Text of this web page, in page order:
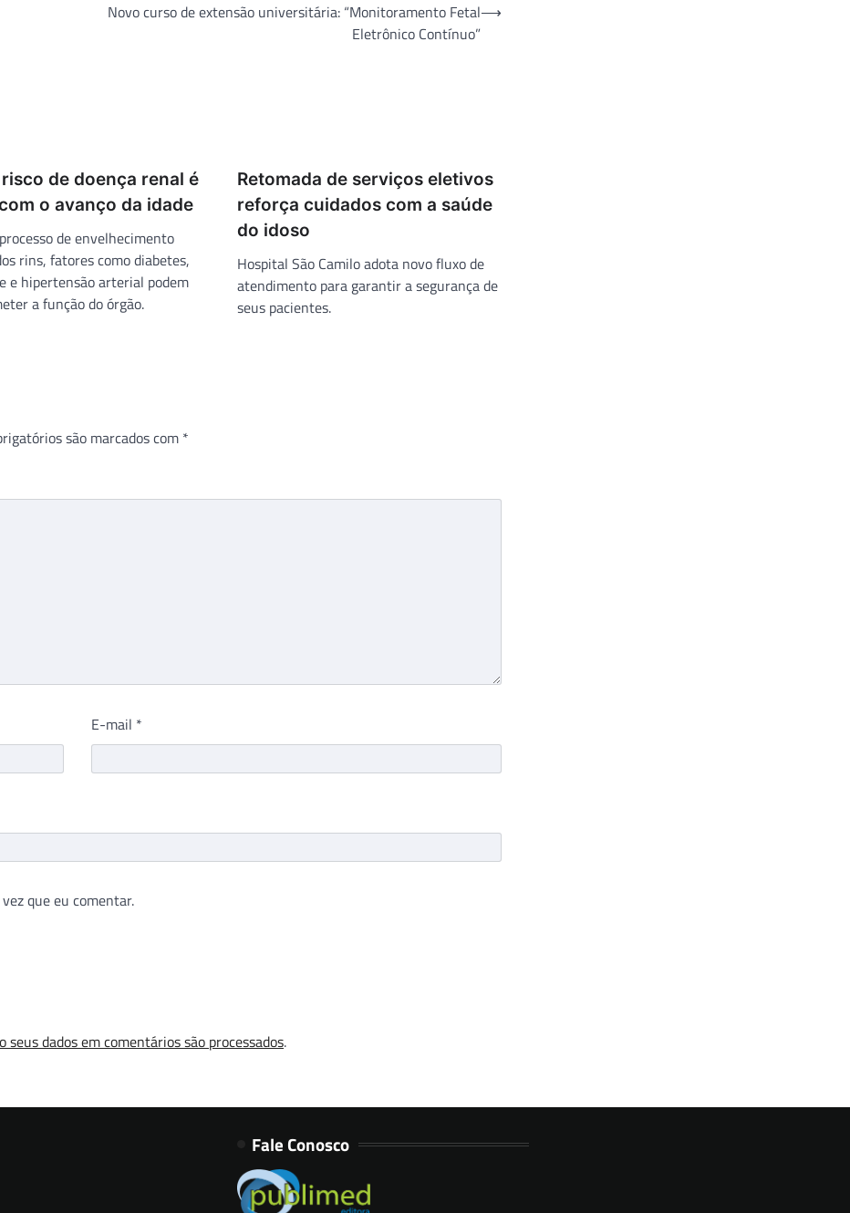
Novo curso de extensão universitária: “Monitoramento Fetal
Eletrônico Contínuo”
⟶
de doença renal é
o avanço da idade
de envelhecimento
rins, fatores como diabetes,
e hipertensão arterial podem
a função do órgão.
Retomada de serviços eletivos
reforça cuidados com a saúde
do idoso
Hospital São Camilo adota novo fluxo de
atendimento para garantir a segurança de
seus pacientes.
são marcados com *
E-mail *
que eu comentar.
seus dados em comentários são processados.
Fale Conosco